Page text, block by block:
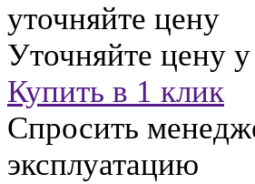
уточняйте цену
Уточняйте цену
Купить в 1 клик
Спросить
эксплуатацию